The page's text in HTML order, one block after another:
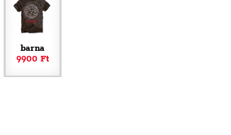
barna
9900 Ft